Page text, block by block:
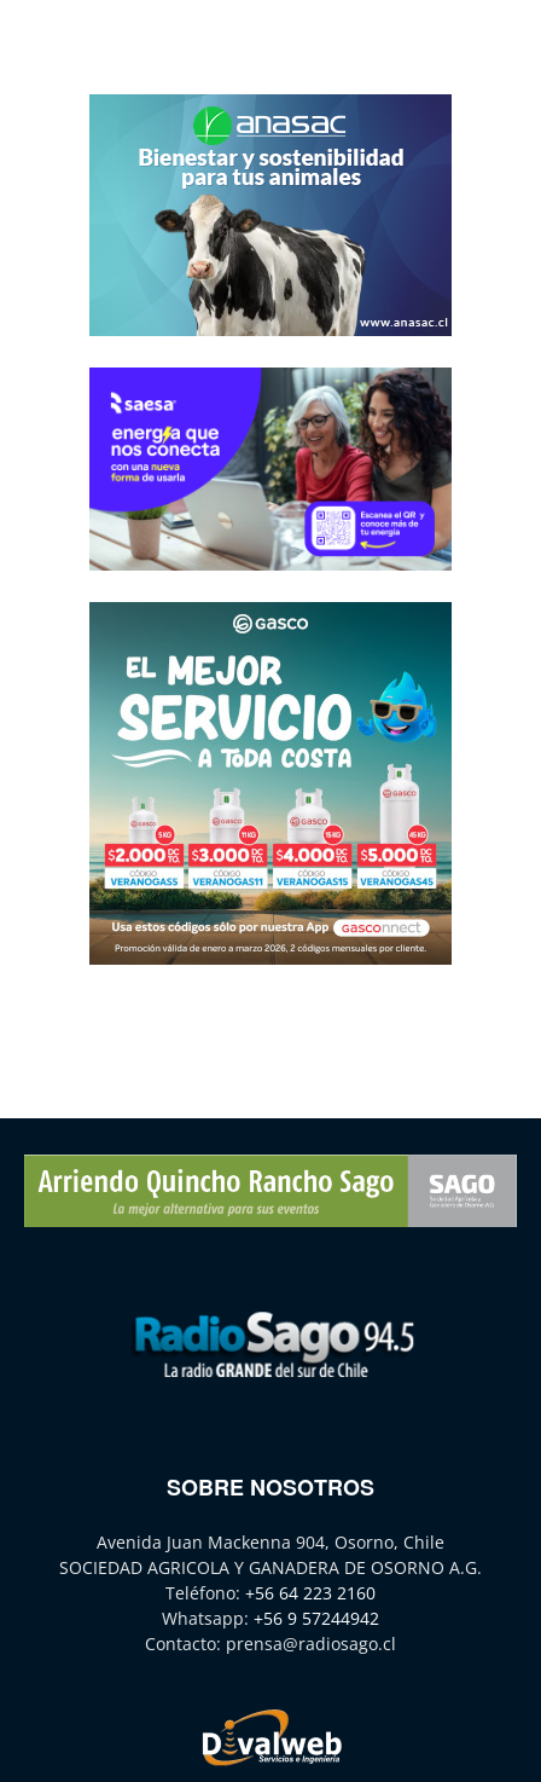
SOBRE NOSOTROS
Avenida Juan Mackenna 904, Osorno, Chile
SOCIEDAD AGRICOLA Y GANADERA DE OSORNO A.G.
Teléfono: +56 64 223 2160
Whatsapp: +56 9 57244942
Contacto: prensa@radiosago.cl